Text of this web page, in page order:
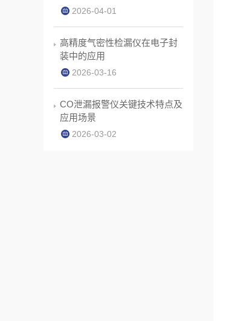
2026-04-01
高精度气密性检漏仪在电子封
装中的应用
2026-03-16
CO泄漏报警仪关键技术特点及
应用场景
2026-03-02